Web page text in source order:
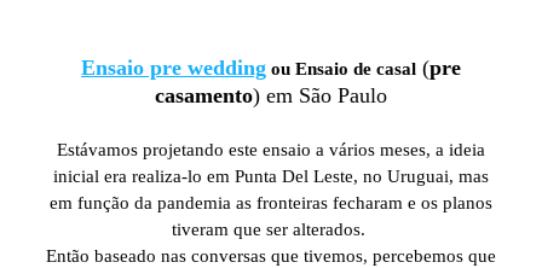
Ensaio pre wedding ou Ensaio de casal (pre
casamento) em São Paulo
Estávamos projetando este ensaio a vários meses, a ideia
inicial era realiza-lo em Punta Del Leste, no Uruguai, mas
em função da pandemia as fronteiras fecharam e os planos
tiveram que ser alterados.
Então baseado nas conversas que tivemos, percebemos que